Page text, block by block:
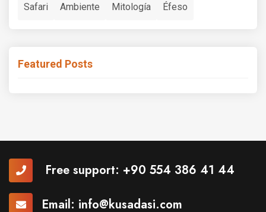
Safari Ambiente Mitología Éfeso
Featured Posts
Free support: +90 554 386 41 44
Email: info@kusadasi.com